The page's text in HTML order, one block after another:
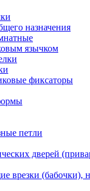
назначения
язычком
фиксаторы
петли
дверей
врезки (бабочки),